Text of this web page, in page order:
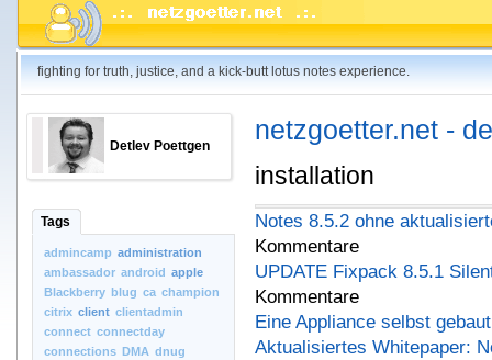
fighting for truth, justice, and a kick-butt lotus notes experience.
Detlev Poettgen
Tags
admincamp administration
ambassador android apple
Blackberry blug ca champion
citrix client clientadmin
connect connectday
connections DMA dnug
netzgoetter.net -
installation
Notes 8.5.2 ohne
Kommentare
UPDATE Fixpack 8.5.1
Kommentare
Eine Appliance selbst gebaut
Aktualisiertes Whitepaper: